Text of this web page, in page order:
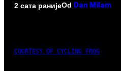
2 сата ранијеOd Dan Milam
COURTESY OF CYCLING FROG